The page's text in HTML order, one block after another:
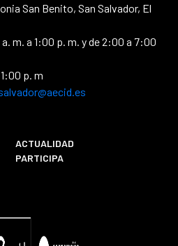
San Benito, San Salvador, El
m. a 1:00 p. m. y de 2:00 a 7:00
p. m
ACTUALIDAD
PARTICIPA